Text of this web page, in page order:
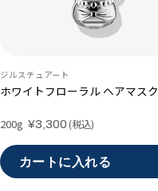
ジルスチュアート
ホワイトフローラル ヘアマスク
200g ¥3,300 (税込)
カートに入れる